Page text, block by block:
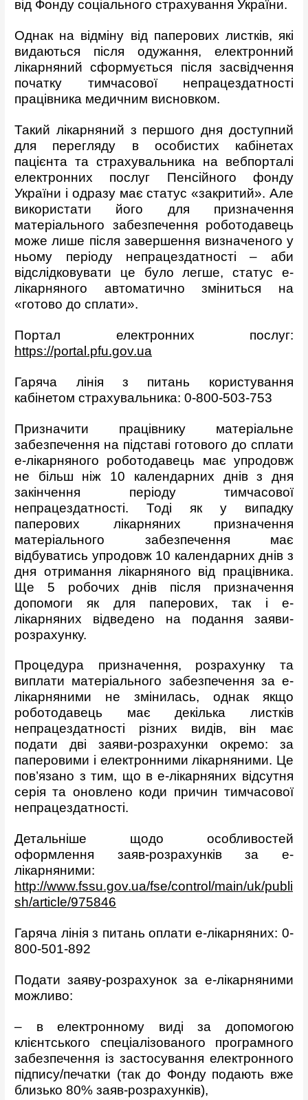
від Фонду соціального страхування України.
Однак на відміну від паперових листків, які
видаються після одужання, електронний
лікарняний сформується після засвідчення
початку тимчасової непрацездатності
працівника медичним висновком.
Такий лікарняний з першого дня доступний
для перегляду в особистих кабінетах
пацієнта та страхувальника на вебпорталі
електронних послуг Пенсійного фонду
України і одразу має статус «закритий». Але
використати його для призначення
матеріального забезпечення роботодавець
може лише після завершення визначеного у
ньому періоду непрацездатності – аби
відслідковувати це було легше, статус е-
лікарняного автоматично зміниться на
«готово до сплати».
Портал електронних послуг:
https://portal.pfu.gov.ua
Гаряча лінія з питань користування
кабінетом страхувальника: 0-800-503-753
Призначити працівнику матеріальне
забезпечення на підставі готового до сплати
е-лікарняного роботодавець має упродовж
не більш ніж 10 календарних днів з дня
закінчення періоду тимчасової
непрацездатності. Тоді як у випадку
паперових лікарняних призначення
матеріального забезпечення має
відбуватись упродовж 10 календарних днів з
дня отримання лікарняного від працівника.
Ще 5 робочих днів після призначення
допомоги як для паперових, так і е-
лікарняних відведено на подання заяви-
розрахунку.
Процедура призначення, розрахунку та
виплати матеріального забезпечення за е-
лікарняними не змінилась, однак якщо
роботодавець має декілька листків
непрацездатності різних видів, він має
подати дві заяви-розрахунки окремо: за
паперовими і електронними лікарняними. Це
пов’язано з тим, що в е-лікарняних відсутня
серія та оновлено коди причин тимчасової
непрацездатності.
Детальніше щодо особливостей
оформлення заяв-розрахунків за е-
лікарняними:
http://www.fssu.gov.ua/fse/control/main/uk/publi
sh/article/975846
Гаряча лінія з питань оплати е-лікарняних: 0-
800-501-892
Подати заяву-розрахунок за е-лікарняними
можливо:
– в електронному виді за допомогою
клієнтського спеціалізованого програмного
забезпечення із застосування електронного
підпису/печатки (так до Фонду подають вже
близько 80% заяв-розрахунків),